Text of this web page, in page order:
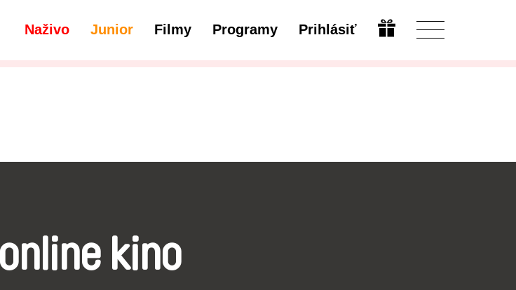
Naživo Junior Filmy Programy Prihlásiť Upraviť
kino